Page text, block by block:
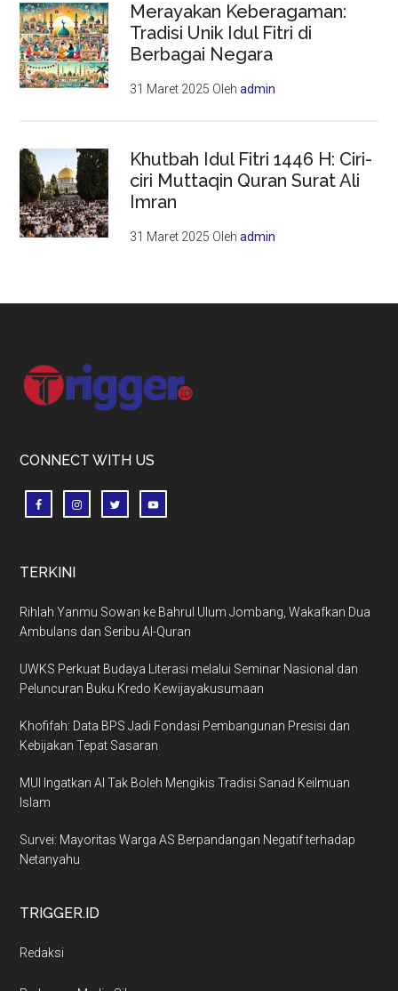
Merayakan Keberagaman:
Tradisi Unik Idul Fitri di
Berbagai Negara
31 Maret 2025 Olehadmin
Khutbah Idul Fitri 1446 H: Ciri-
ciri Muttaqin Quran Surat Ali
Imran
31 Maret 2025 Olehadmin
Footer
CONNECT WITH US
TERKINI
Rihlah Yanmu Sowan ke Bahrul Ulum Jombang, Wakafkan Dua
Ambulans dan Seribu Al-Quran
UWKS Perkuat Budaya Literasi melalui Seminar Nasional dan
Peluncuran Buku Kredo Kewijayakusumaan
Khofifah: Data BPS Jadi Fondasi Pembangunan Presisi dan
Kebijakan Tepat Sasaran
MUI Ingatkan AI Tak Boleh Mengikis Tradisi Sanad Keilmuan
Islam
Survei: Mayoritas Warga AS Berpandangan Negatif terhadap
Netanyahu
TRIGGER.ID
Redaksi